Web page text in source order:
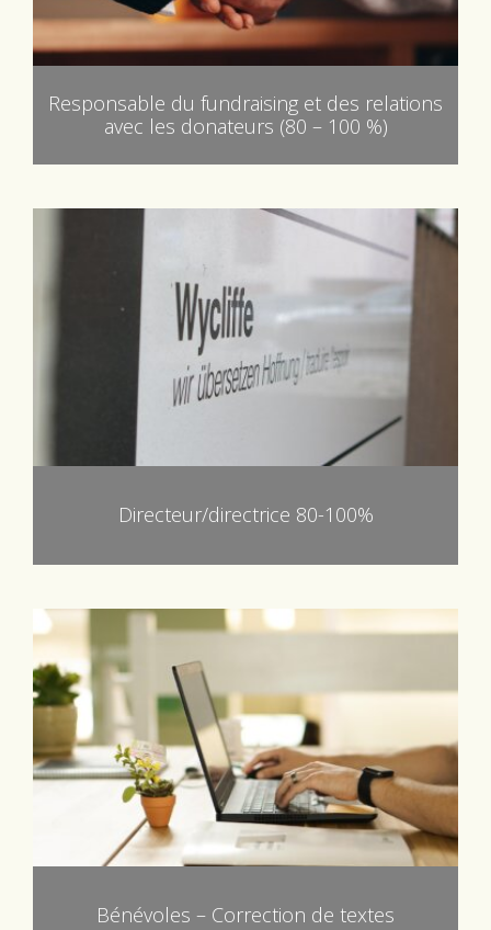
Responsable du fundraising et des relations
avec les donateurs (80 – 100 %)
Directeur/directrice 80-100%
Bénévoles – Correction de textes